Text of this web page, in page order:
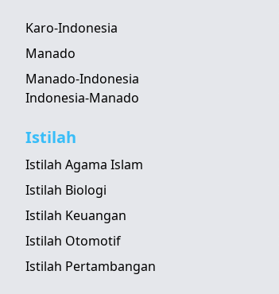
Karo-Indonesia
Manado
Manado-Indonesia
Indonesia-Manado
Istilah
Istilah Agama Islam
Istilah Biologi
Istilah Keuangan
Istilah Otomotif
Istilah Pertambangan